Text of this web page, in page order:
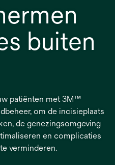
buiten
patiënten met 3M™
om de incisieplaats
de genezingsomgeving
en complicaties
verminderen.